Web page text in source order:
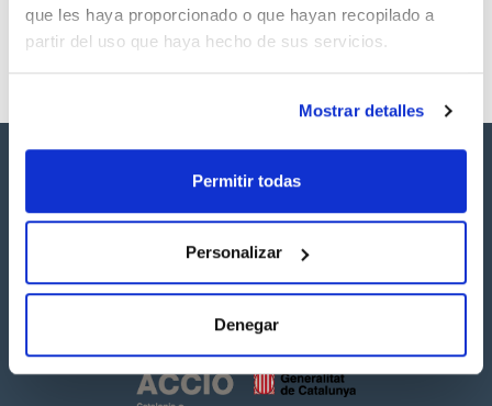
que les haya proporcionado o que hayan recopilado a
partir del uso que haya hecho de sus servicios.
Mostrar detalles
Permitir todas
Personalizar
Denegar